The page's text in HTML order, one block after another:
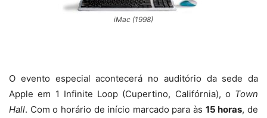
iMac (1998)
O evento especial acontecerá no auditório da sede da
Apple em 1 Infinite Loop (Cupertino, Califórnia), o Town
Hall. Com o horário de início marcado para às 15 horas, de